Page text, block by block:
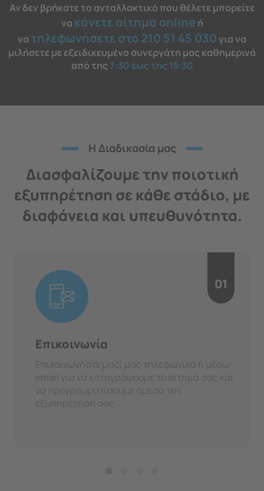
Αν δεν βρήκατε το ανταλλακτικό που θέλετε μπορείτε
να κάνετε αίτημα online ή
νατηλεφωνήσετε στο 210 51 45 030 για να
μιλήσετε με εξειδικευμένο συνεργάτη μας καθημερινά
από της7:30 έως της 15:30
H Διαδικασία μας
Διασφαλίζουμε την ποιοτική
εξυπηρέτηση σε κάθε στάδιο, με
διαφάνεια και υπευθυνότητα.
01
Επικοινωνία
Επικοινωνήστε μαζί μας τηλεφωνικά ή μέσω
email για να καταγράψουμε το αίτημά σας και
να προγραμματίσουμε άμεσα την
εξυπηρέτησή σας.